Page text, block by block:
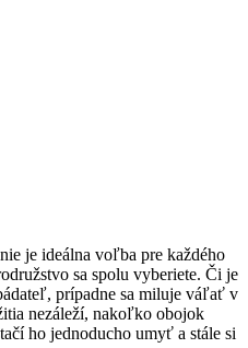
je ideálna voľba pre každého
sa spolu vyberiete. Či je
prípadne sa miluje váľať v
nezáleží, nakoľko obojok
ho jednoducho umyť a stále si